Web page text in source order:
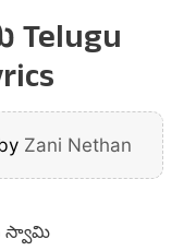
Zani Nethan
స్వామి